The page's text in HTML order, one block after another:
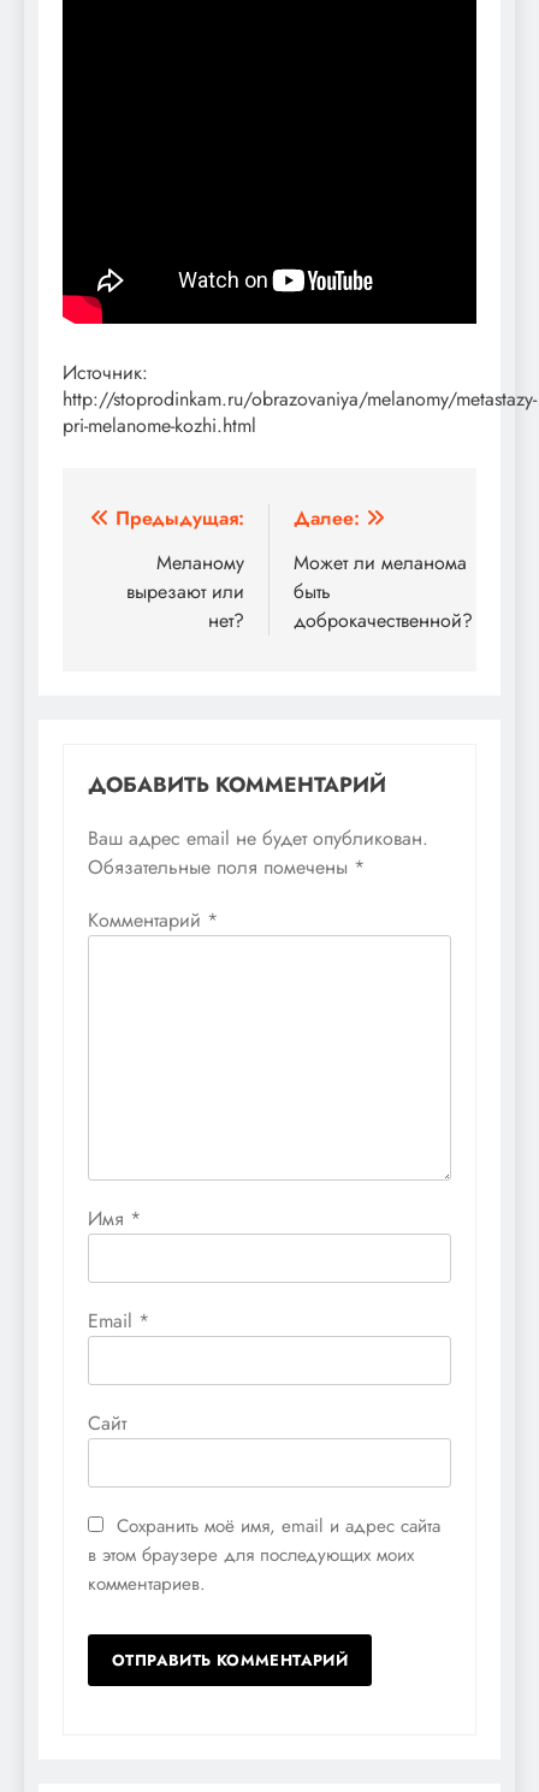
Источник:
http://stoprodinkam.ru/obrazovaniya/melanomy/metastazy-
pri-melanome-kozhi.html
Навигация
записям
Предыдущая:
Меланому
вырезают или
нет?
Далее:
Может ли меланома
быть
доброкачественной?
ДОБАВИТЬ КОММЕНТАРИЙ
Ваш адрес email не будет опубликован.
Обязательные поля помечены *
Комментарий *
Имя *
Email *
Сайт
Сохранить моё имя, email и адрес сайта
в этом браузере для последующих моих
комментариев.